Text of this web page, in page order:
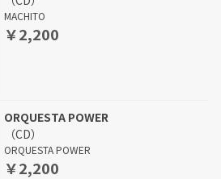
MACHITO
￥2,200
ORQUESTA POWER
（CD）
ORQUESTA POWER
￥2,200